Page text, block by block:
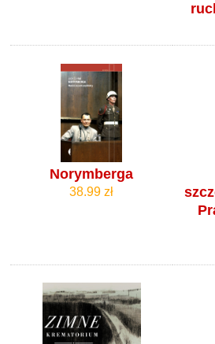
Norymberga
38.99 zł